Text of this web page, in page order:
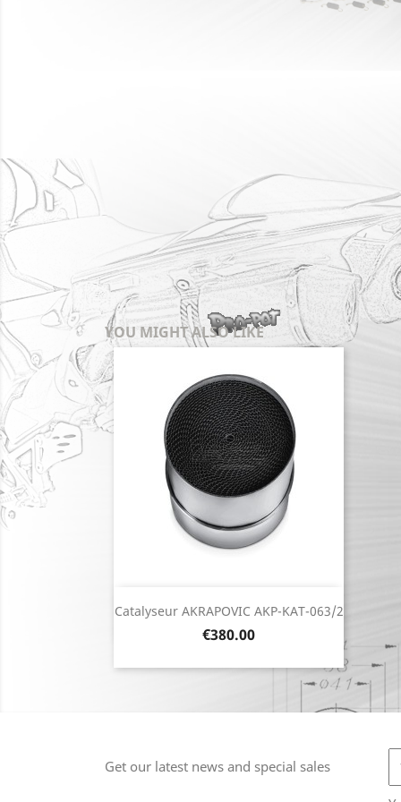
YOU MIGHT ALSO LIKE
Catalyseur AKRAPOVIC AKP-KAT-063/2
Price
€380.00
Quick view
Get our latest news and special sales